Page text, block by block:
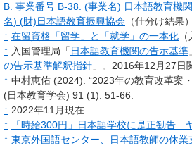
B. 事業番号 B-38. (事業名) 日本語教育機
名) (財)日本語教育振興協会 （仕分け結果）
↑ 在留資格「留学」と「就学」の一本化
↑ 入国管理局「 日本語教育機関の告示基準
の告示基準解釈指針 」。2016年12月27日
↑ 中村恵佑 (2024). “2023年の教育改革案
(日本教育学会) 91 (1): 51-66.
↑ 2022年11月現在
↑
「時給300円」日本語学校に是正勧告…
↑ 東京外国語センター、日本語教師の休